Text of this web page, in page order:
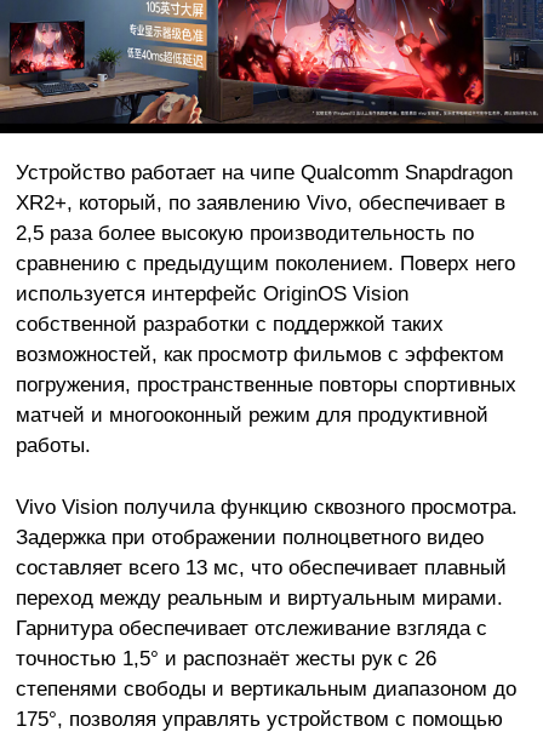
Устройство работает на чипе Qualcomm Snapdragon
XR2+, который, по заявлению Vivo, обеспечивает в
2,5 раза более высокую производительность по
сравнению с предыдущим поколением. Поверх него
используется интерфейс OriginOS Vision
собственной разработки с поддержкой таких
возможностей, как просмотр фильмов с эффектом
погружения, пространственные повторы спортивных
матчей и многооконный режим для продуктивной
работы.
Vivo Vision получила функцию сквозного просмотра.
Задержка при отображении полноцветного видео
составляет всего 13 мс, что обеспечивает плавный
переход между реальным и виртуальным мирами.
Гарнитура обеспечивает отслеживание взгляда с
точностью 1,5° и распознаёт жесты рук с 26
степенями свободы и вертикальным диапазоном до
175°, позволяя управлять устройством с помощью